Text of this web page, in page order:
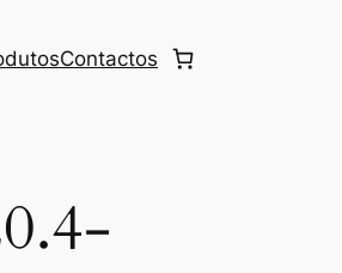
Contactos